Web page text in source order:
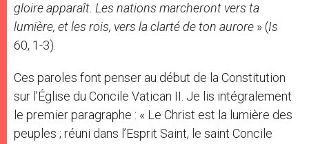
gloire apparaît. Les nations marcheront vers ta
lumière, et les rois, vers la clarté de ton aurore » (Is
60, 1-3).
Ces paroles font penser au début de la Constitution
sur l’Église du Concile Vatican II. Je lis intégralement
le premier paragraphe : « Le Christ est la lumière des
peuples ; réuni dans l’Esprit Saint, le saint Concile